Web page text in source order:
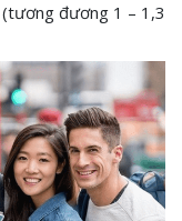
đương 1 – 1,3